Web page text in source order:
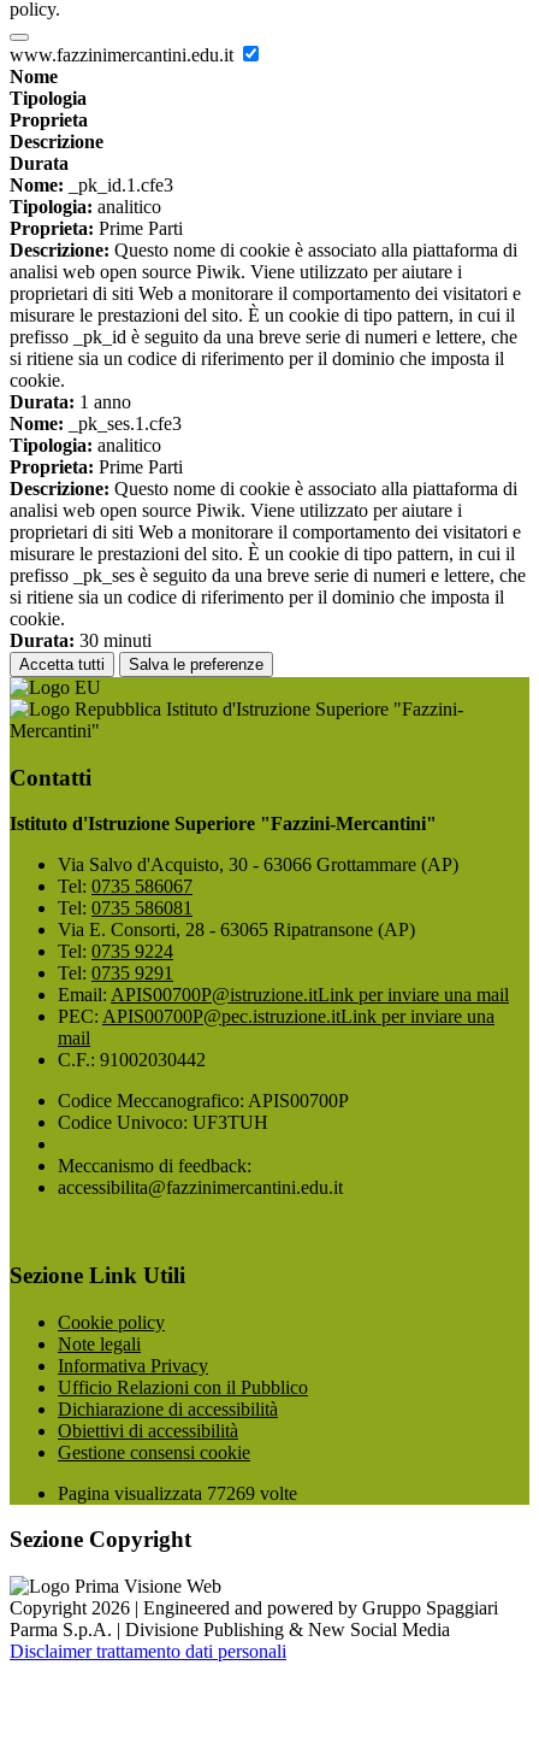
policy.
www.fazzinimercantini.edu.it
Nome
Tipologia
Proprieta
Descrizione
Durata
Nome: _pk_id.1.cfe3
Tipologia: analitico
Proprieta: Prime Parti
Descrizione: Questo nome di cookie è associato alla piattaforma di
analisi web open source Piwik. Viene utilizzato per aiutare i
proprietari di siti Web a monitorare il comportamento dei visitatori e
misurare le prestazioni del sito. È un cookie di tipo pattern, in cui il
prefisso _pk_id è seguito da una breve serie di numeri e lettere, che
si ritiene sia un codice di riferimento per il dominio che imposta il
cookie.
Durata: 1 anno
Nome: _pk_ses.1.cfe3
Tipologia: analitico
Proprieta: Prime Parti
Descrizione: Questo nome di cookie è associato alla piattaforma di
analisi web open source Piwik. Viene utilizzato per aiutare i
proprietari di siti Web a monitorare il comportamento dei visitatori e
misurare le prestazioni del sito. È un cookie di tipo pattern, in cui il
prefisso _pk_ses è seguito da una breve serie di numeri e lettere, che
si ritiene sia un codice di riferimento per il dominio che imposta il
cookie.
Durata: 30 minuti
Accetta tutti Salva le preferenze
Istituto d'Istruzione Superiore "Fazzini-
Mercantini"
Contatti
Istituto d'Istruzione Superiore "Fazzini-Mercantini"
Via Salvo d'Acquisto, 30 - 63066 Grottammare (AP)
Tel: 0735 586067
Tel: 0735 586081
Via E. Consorti, 28 - 63065 Ripatransone (AP)
Tel: 0735 9224
Tel: 0735 9291
Email: APIS00700P@istruzione.itLink per inviare una mail
PEC: APIS00700P@pec.istruzione.itLink per inviare una
mail
C.F.: 91002030442
Codice Meccanografico: APIS00700P
Codice Univoco: UF3TUH
Meccanismo di feedback:
accessibilita@fazzinimercantini.edu.it
Sezione Link Utili
Cookie policy
Note legali
Informativa Privacy
Ufficio Relazioni con il Pubblico
Dichiarazione di accessibilità
Obiettivi di accessibilità
Gestione consensi cookie
Pagina visualizzata 77269 volte
Sezione Copyright
Copyright 2026 | Engineered and powered by Gruppo Spaggiari
Parma S.p.A. | Divisione Publishing & New Social Media
Disclaimer trattamento dati personali